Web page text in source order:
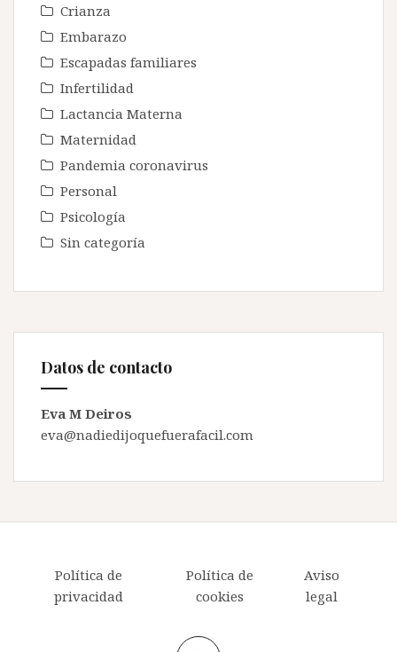
Crianza
Embarazo
Escapadas familiares
Infertilidad
Lactancia Materna
Maternidad
Pandemia coronavirus
Personal
Psicología
Sin categoría
Datos de contacto
Eva M Deiros
eva@nadiedijoquefuerafacil.com
Política de
privacidad
Política de
cookies
Aviso
legal